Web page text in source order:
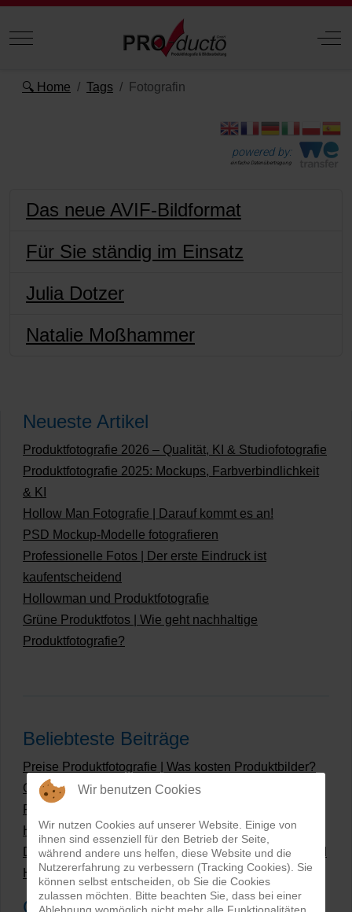
Mobile Menu Toggle Off-
🔍 Home Tags Fotografin
powered by:
einfache Datenübertragung
Das neue AVIF-Bildformat
Für Sie ständig im Einsatz
Julia Dotzer
Natalie Moßhammer
Neueste Artikel
Produktfotografie 2026 – Qualität, KI & Studiofotografie
Produktfotografie 2025: Mockups, Farbverbindlichkeit
& KI
Hollow Man Fotografie | Darauf kommt es an!
PSD Mockup-Modelle fotografieren
Professionelle Fotos | Der erste Eindruck ist
kaufentscheidend
Hollowman und Produktfotografie
Grüne Produktfotos | Wie geht nachhaltige
Produktfotografie?
Beliebteste Beiträge
Preise Produktfotografie | Was kosten Produktbilder?
Grüne Produktfotos | Wie geht nachhaltige
Produktfotografie?
Hollow Man Fotografie | Darauf kommt es an!
Dateiformate und Bilder mit transparentem Hintergrund
Hollowman und Produktfotografie
Google Rezensionen
Wir benutzen Cookies
Wir nutzen Cookies auf unserer Website. Einige von
ihnen sind essenziell für den Betrieb der Seite,
während andere uns helfen, diese Website und die
Nutzererfahrung zu verbessern (Tracking Cookies). Sie
können selbst entscheiden, ob Sie die Cookies
zulassen möchten. Bitte beachten Sie, dass bei einer